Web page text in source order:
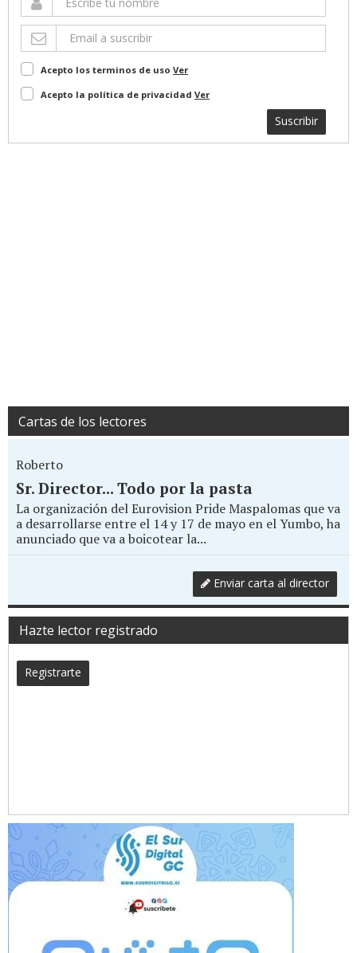
Acepto los terminos de uso Ver
Acepto la política de privacidad Ver
Suscribir
Cartas de los lectores
Roberto
Sr. Director... Todo por la pasta
La organización del Eurovision Pride Maspalomas que va
a desarrollarse entre el 14 y 17 de mayo en el Yumbo, ha
anunciado que va a boicotear la...
Enviar carta al director
Hazte lector registrado
Registrarte